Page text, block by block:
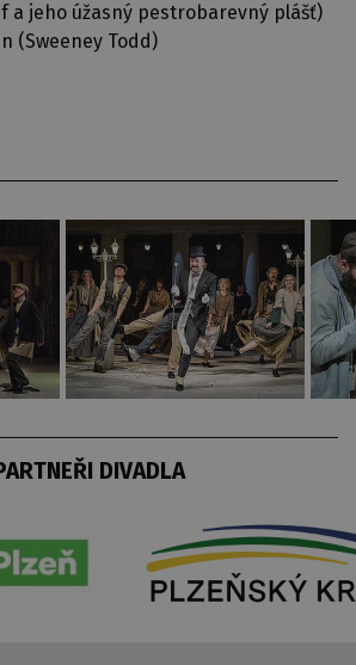
a jeho úžasný pestrobarevný plášť)
(Sweeney Todd)
DIVADLA